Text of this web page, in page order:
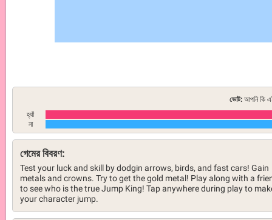
ভোট: আপনি কি
হ্যাঁ
না
গেমের বিবরণ:
Test your luck and skill by dodgin arrows, birds, and fast cars! Gain
metals and crowns. Try to get the gold metal! Play along with a
to see who is the true Jump King! Tap anywhere during play to
your character jump.